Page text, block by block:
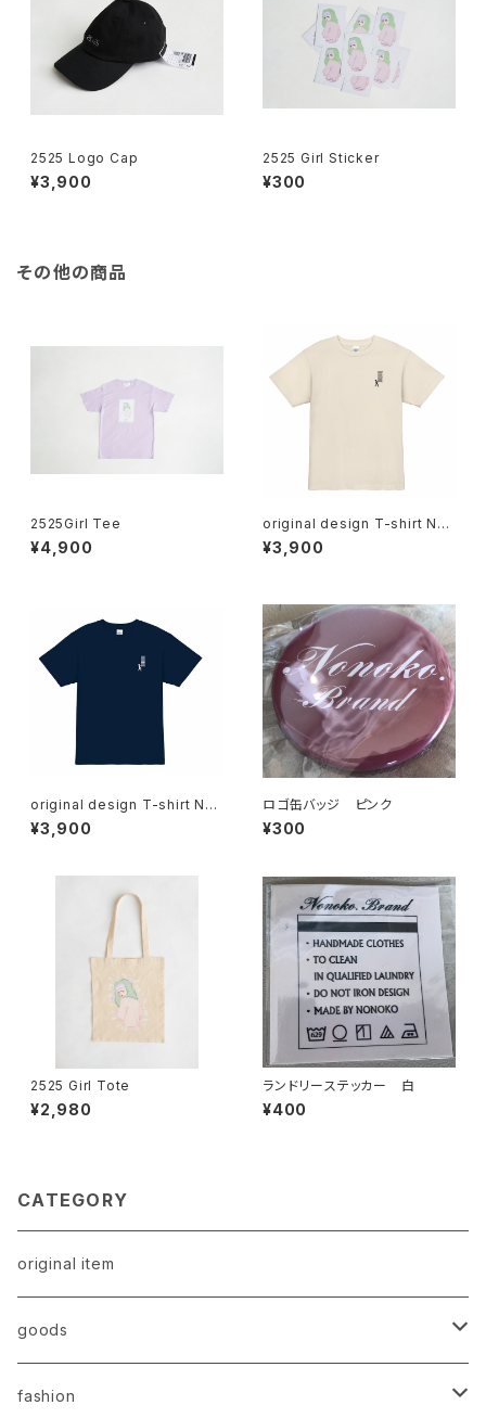
2525 Logo Cap
¥3,900
2525 Girl Sticker
¥300
その他の商品
2525Girl Tee
¥4,900
original design T-shirt NA
TURAL
¥3,900
original design T-shirt NAV
Y
¥3,900
ロゴ缶バッジ ピンク
¥300
2525 Girl Tote
¥2,980
ランドリーステッカー 白
¥400
CATEGORY
original item
goods
original item
fashion